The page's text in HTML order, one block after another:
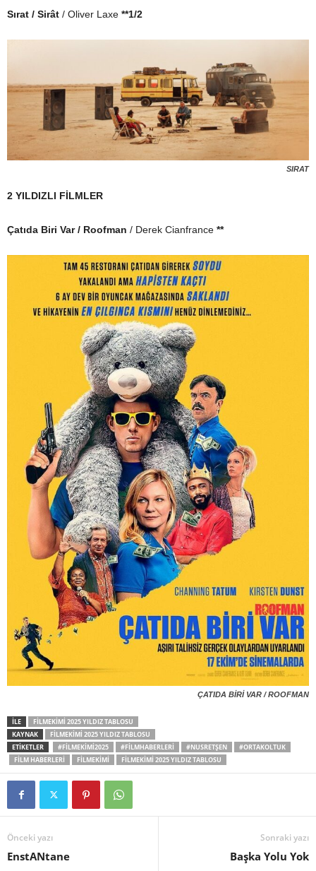
Sırat / Sirât / Oliver Laxe **1/2
SIRAT
2 YILDIZLI FİLMLER
Çatıda Biri Var / Roofman / Derek Cianfrance **
ÇATIDA BİRİ VAR / ROOFMAN
İLE
FILMEKIMI 2025 YILDIZ TABLOSU
KAYNAK
FILMEKIMI 2025 YILDIZ TABLOSU
ETİKETLER
#FILMEKIMI2025 #FILMHABERLERI #NUSRETŞEN
#ORTAKOLTUK
FILM HABERLERI
FILMEKIMI FILMEKIMI 2025 YILDIZ TABLOSU
Önceki yazı
EnstANtane
Sonraki yazı
Başka Yolu Yok